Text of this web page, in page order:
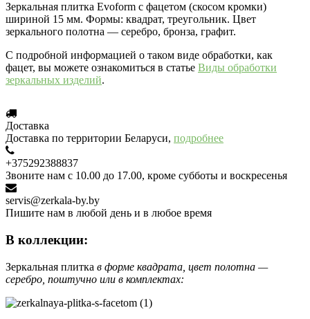
Зеркальная плитка Evoform с фацетом (скосом кромки)
шириной 15 мм. Формы: квадрат, треугольник. Цвет
зеркального полотна — серебро, бронза, графит.
С подробной информацией о таком виде обработки, как
фацет, вы можете ознакомиться в статье Виды обработки
зеркальных изделий.
Доставка
Доставка по территории Беларуси, подробнее
+375292388837
Звоните нам с 10.00 до 17.00, кроме субботы и воскресенья
servis@zerkala-by.by
Пишите нам в любой день и в любое время
В коллекции:
Зеркальная плитка в форме квадрата, цвет полотна —
серебро, поштучно или в комплектах: